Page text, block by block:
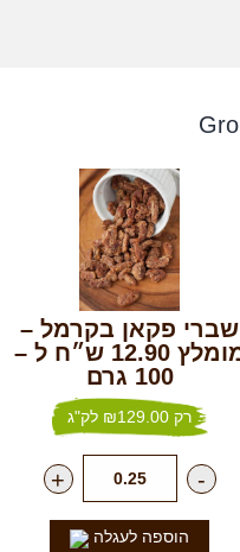
שברי פקאן בקרמל –
מומלץ 12.90 ש״ח ל –
100 גרם
רק ₪129.00 לק"ג
-
+
הוספה לעגלה